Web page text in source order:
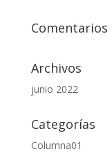
Comentarios
Archivos
junio 2022
Categorías
Columna01